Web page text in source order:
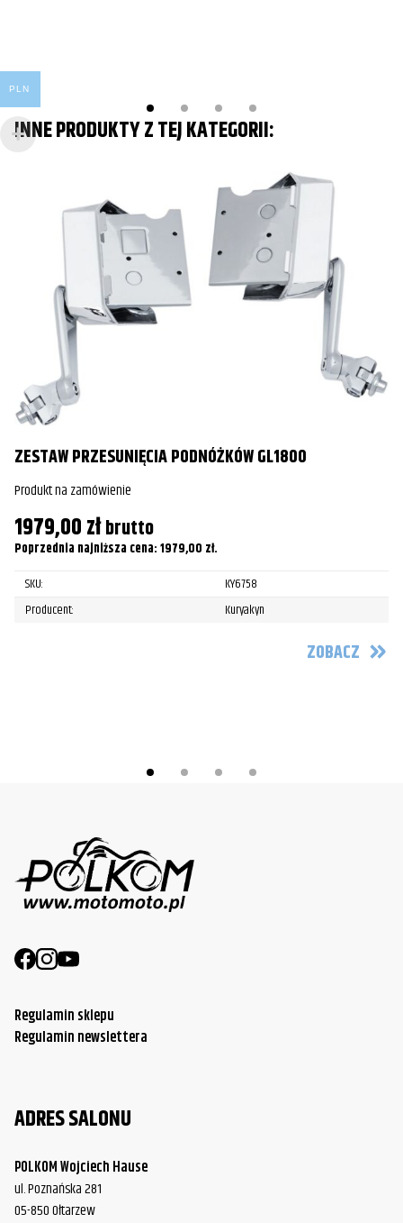
INNE PRODUKTY Z TEJ KATEGORII:
ZESTAW PRZESUNIĘCIA PODNÓŻKÓW GL1800
Produkt na zamówienie
1979,00złbrutto
Poprzednia najniższa cena:1979,00 zł.
SKU:
KY6758
Producent:
Kuryakyn
ZOBACZ
Regulamin sklepu
Regulamin newslettera
ADRES SALONU
POLKOM Wojciech Hause
ul. Poznańska 281
05-850 Ołtarzew
PLN